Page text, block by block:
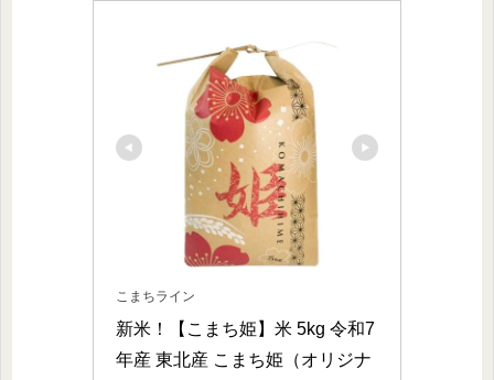
こまちライン
新米！【こまち姫】米 5kg 令和7
年産 東北産 こまち姫（オリジナ